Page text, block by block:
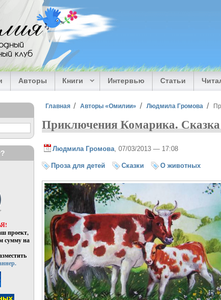
клуб
Авторы Книги Интервью Статьи
Вы здесь
Главная Авторы «Омилии» Людмила Громова
Приключения Комарика. Сказка
Людмила Громова , 07/03/2013 — 17:08
Проза для детей Сказки О животных
проект,
сумму на